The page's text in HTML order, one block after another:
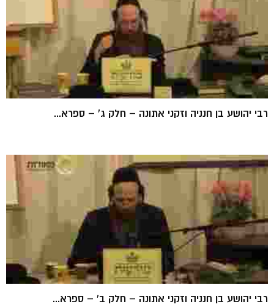
רבי יהושע בן חנניה וזקני אתונה – חלק ג' – ספרא...
רבי יהושע בן חנניה וזקני אתונה – חלק ב' – ספרא...